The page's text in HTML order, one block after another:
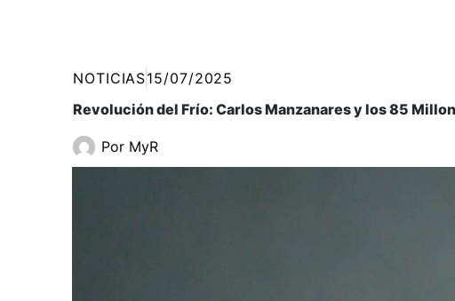
NOTICIAS15/07/2025
Revolución del Frío: Carlos Manzanares y los 85
Por MyR